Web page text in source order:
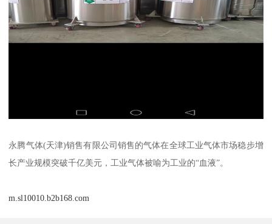
永腾气体(天津)销售有限公司销售的气体在全球工业气体市场稳步增
长产业规模突破千亿美元，工业气体被喻为工业的“血液”。
m.sl10010.b2b168.com